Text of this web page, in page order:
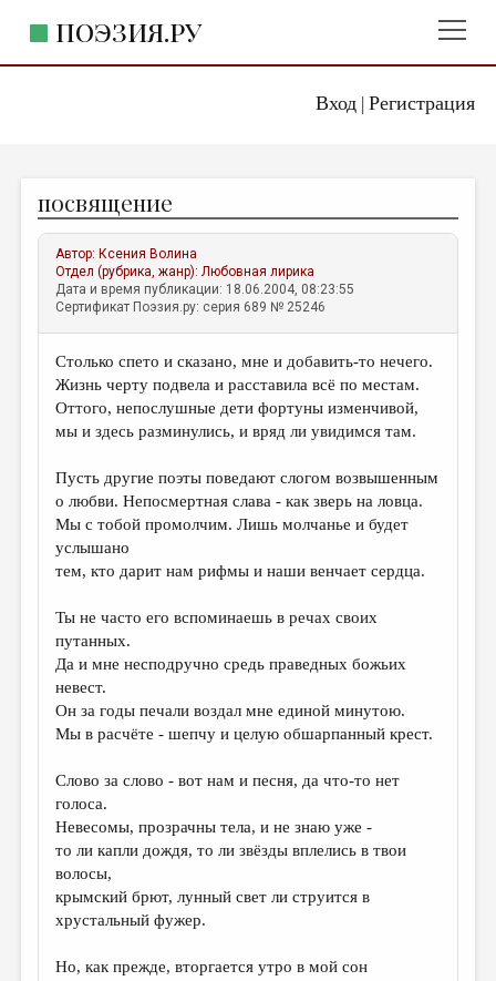
Вход| Регистрация
ПОЭЗИЯ.РУ
ЖАНРЫ
АВТОРЫ
КОММЕНТАРИИ
ЛИТСАЛОН
НОВОСТИ
ПРАВИЛА САЙТА
ИЗБРАННОЕ
ДАЙДЖЕСТ
ПРОИЗВЕДЕНИЯ
ПЕРЕВОДЫ
КОНКУРСЫ
ДЕТСКАЯ КОМНАТА
КНИЖНАЯ ПОЛКА
СТРАНИЦЫ ПАМЯТИ
ОБЪЯВЛЕНИЯ
КОЛОНКА РЕДАКТОРА
РЕДКОЛЛЕГИЯ
ОТ РЕДАКЦИИ
посвящение
Автор: Ксения Волина
Отдел (рубрика, жанр):Любовная лирика
Дата и время публикации: 18.06.2004, 08:23:55
Сертификат Поэзия.ру: серия 689 № 25246
Столько спето и сказано, мне и добавить-то нечего.
Жизнь черту подвела и расставила всё по местам.
Оттого, непослушные дети фортуны изменчивой,
мы и здесь разминулись, и вряд ли увидимся там.
Пусть другие поэты поведают слогом возвышенным
о любви. Непосмертная слава - как зверь на ловца.
Мы с тобой промолчим. Лишь молчанье и будет
услышано
тем, кто дарит нам рифмы и наши венчает сердца.
Ты не часто его вспоминаешь в речах своих
путанных.
Да и мне несподручно средь праведных божьих
невест.
Он за годы печали воздал мне единой минутою.
Мы в расчёте - шепчу и целую обшарпанный крест.
Слово за слово - вот нам и песня, да что-то нет
голоса.
Невесомы, прозрачны тела, и не знаю уже -
то ли капли дождя, то ли звёзды вплелись в твои
волосы,
крымский брют, лунный свет ли струится в
хрустальный фужер.
Но, как прежде, вторгается утро в мой сон